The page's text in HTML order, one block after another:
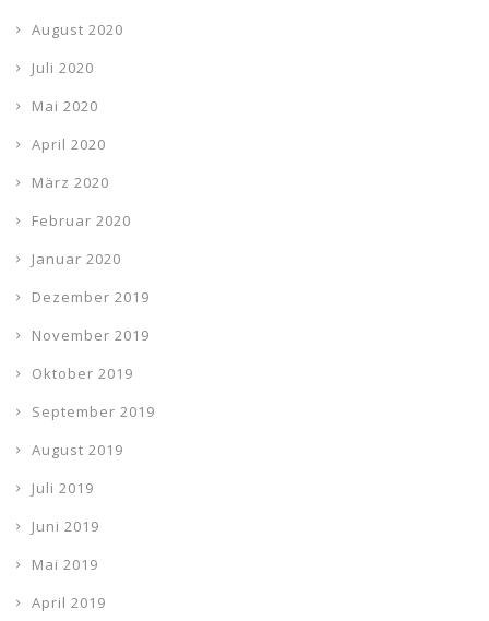
August 2020
Juli 2020
Mai 2020
April 2020
März 2020
Februar 2020
Januar 2020
Dezember 2019
November 2019
Oktober 2019
September 2019
August 2019
Juli 2019
Juni 2019
Mai 2019
April 2019